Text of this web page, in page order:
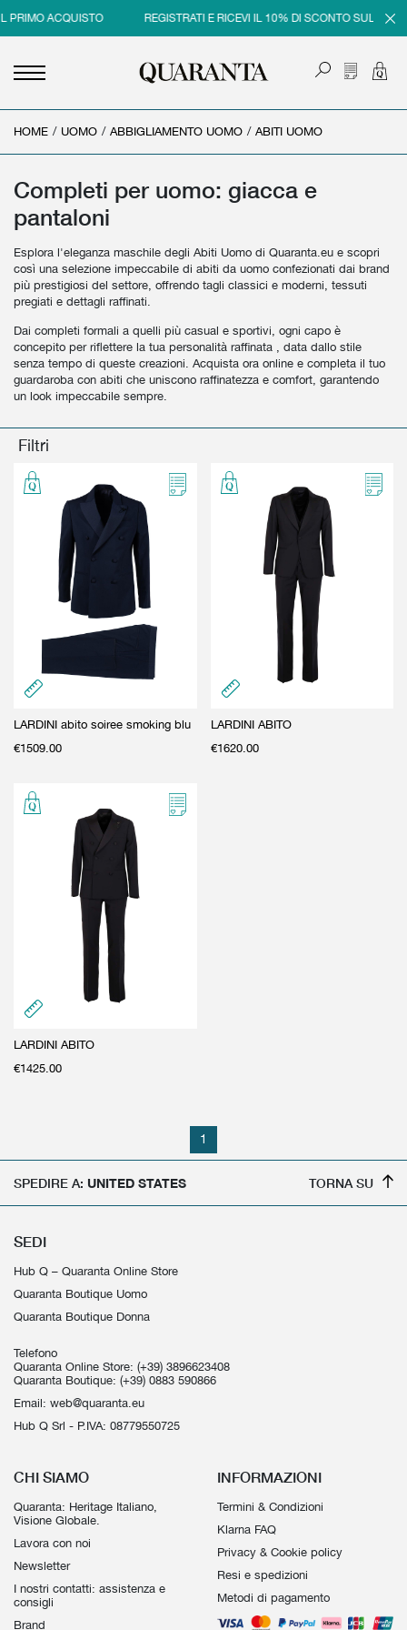
PRIMO ACQUISTO REGISTRATI E RICEVI IL 10% DI SCONTO SUL
< INDIETRO
UOMO
NEW IN
ABBIGLIAMENTO
SCARPE
PROFUMI
BEAUTY & HOME
< INDIETRO
DONNA
NEW IN
ABBIGLIAMENTO
BORSE
ACCESSORI
PROFUMI
GIFT CARD
< INDIETRO
BRAND
UOMO
DONNA
< INDIETRO
SALDI
SALDI UOMO
SALDI DONNA
HOME / UOMO / ABBIGLIAMENTO UOMO / ABITI UOMO
Completi per uomo: giacca e
pantaloni
Esplora l'eleganza maschile degli Abiti Uomo di Quaranta.eu e scopri
così una selezione impeccabile di abiti da uomo confezionati dai brand
più prestigiosi del settore, offrendo tagli classici e moderni, tessuti
pregiati e dettagli raffinati.
Dai completi formali a quelli più casual e sportivi, ogni capo è
concepito per riflettere la tua personalità raffinata , data dallo stile
senza tempo di queste creazioni. Acquista ora online e completa il tuo
guardaroba con abiti che uniscono raffinatezza e comfort, garantendo
un look impeccabile sempre.
Filtri
LARDINI abito soiree smoking blu
€1509.00
LARDINI ABITO
€1620.00
LARDINI ABITO
€1425.00
1
SPEDIRE A: UNITED STATES TORNA SU
SEDI
Hub Q – Quaranta Online Store
Quaranta Boutique Uomo
Quaranta Boutique Donna
Telefono
Quaranta Online Store: (+39) 3896623408
Quaranta Boutique: (+39) 0883 590866
Email: web@quaranta.eu
Hub Q Srl - P.IVA: 08779550725
CHI SIAMO
Quaranta: Heritage Italiano,
Visione Globale.
Lavora con noi
Newsletter
I nostri contatti: assistenza e
consigli
Brand
INFORMAZIONI
Termini & Condizioni
Klarna FAQ
Privacy & Cookie policy
Resi e spedizioni
Metodi di pagamento